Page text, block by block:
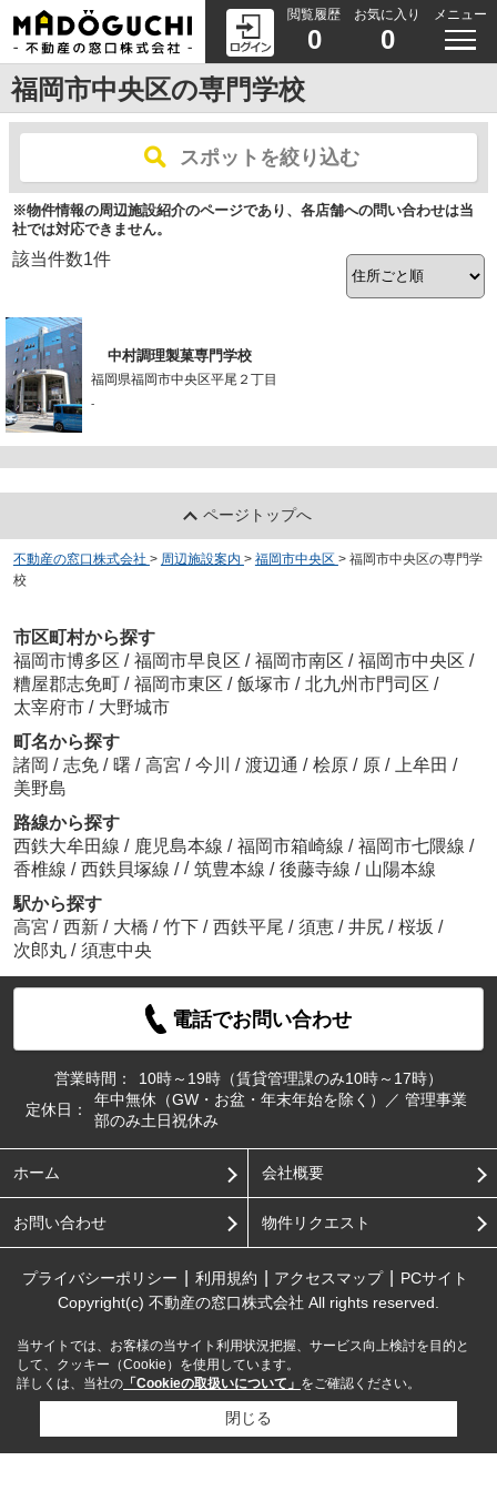
閲覧履歴
0
お気に入り
0
メニュー
福岡市中央区の専門学校
スポットを絞り込む
※物件情報の周辺施設紹介のページであり、各店舗への問い合わせは当
社では対応できません。
該当件数1件
中村調理製菓専門学校
福岡県福岡市中央区平尾２丁目
-
ページトップへ
不動産の窓口株式会社 > 周辺施設案内 > 福岡市中央区 > 福岡市中央区の専門学
校
市区町村から探す
福岡市博多区 / 福岡市早良区 / 福岡市南区 / 福岡市中央区 /
糟屋郡志免町 / 福岡市東区 / 飯塚市 / 北九州市門司区 /
太宰府市 / 大野城市
町名から探す
諸岡 / 志免 / 曙 / 高宮 / 今川 / 渡辺通 / 桧原 / 原 / 上牟田 /
美野島
路線から探す
西鉄大牟田線 / 鹿児島本線 / 福岡市箱崎線 / 福岡市七隈線 /
香椎線 / 西鉄貝塚線 / / 筑豊本線 / 後藤寺線 / 山陽本線
駅から探す
高宮 / 西新 / 大橋 / 竹下 / 西鉄平尾 / 須恵 / 井尻 / 桜坂 /
次郎丸 / 須恵中央
電話でお問い合わせ
営業時間：
10時～19時（賃貸管理課のみ10時～17時）
定休日：
年中無休（GW・お盆・年末年始を除く）／ 管理事業
部のみ土日祝休み
ホーム 会社概要
お問い合わせ 物件リクエスト
プライバシーポリシー 利用規約 アクセスマップ
PCサイト
Copyright(c) 不動産の窓口株式会社 All rights reserved.
当サイトでは、お客様の当サイト利用状況把握、サービス向上検討を目的と
して、クッキー（Cookie）を使用しています。
詳しくは、当社の 「Cookieの取扱いについて」 をご確認ください。
閉じる